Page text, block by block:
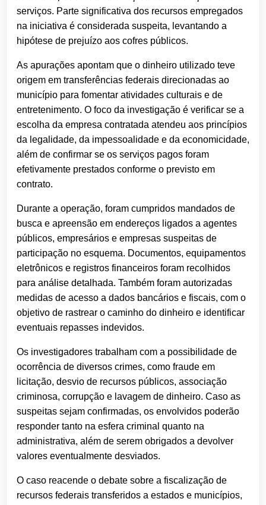
serviços. Parte significativa dos recursos empregados
na iniciativa é considerada suspeita, levantando a
hipótese de prejuízo aos cofres públicos.
As apurações apontam que o dinheiro utilizado teve
origem em transferências federais direcionadas ao
município para fomentar atividades culturais e de
entretenimento. O foco da investigação é verificar se a
escolha da empresa contratada atendeu aos princípios
da legalidade, da impessoalidade e da economicidade,
além de confirmar se os serviços pagos foram
efetivamente prestados conforme o previsto em
contrato.
Durante a operação, foram cumpridos mandados de
busca e apreensão em endereços ligados a agentes
públicos, empresários e empresas suspeitas de
participação no esquema. Documentos, equipamentos
eletrônicos e registros financeiros foram recolhidos
para análise detalhada. Também foram autorizadas
medidas de acesso a dados bancários e fiscais, com o
objetivo de rastrear o caminho do dinheiro e identificar
eventuais repasses indevidos.
Os investigadores trabalham com a possibilidade de
ocorrência de diversos crimes, como fraude em
licitação, desvio de recursos públicos, associação
criminosa, corrupção e lavagem de dinheiro. Caso as
suspeitas sejam confirmadas, os envolvidos poderão
responder tanto na esfera criminal quanto na
administrativa, além de serem obrigados a devolver
valores eventualmente desviados.
O caso reacende o debate sobre a fiscalização de
recursos federais transferidos a estados e municípios,